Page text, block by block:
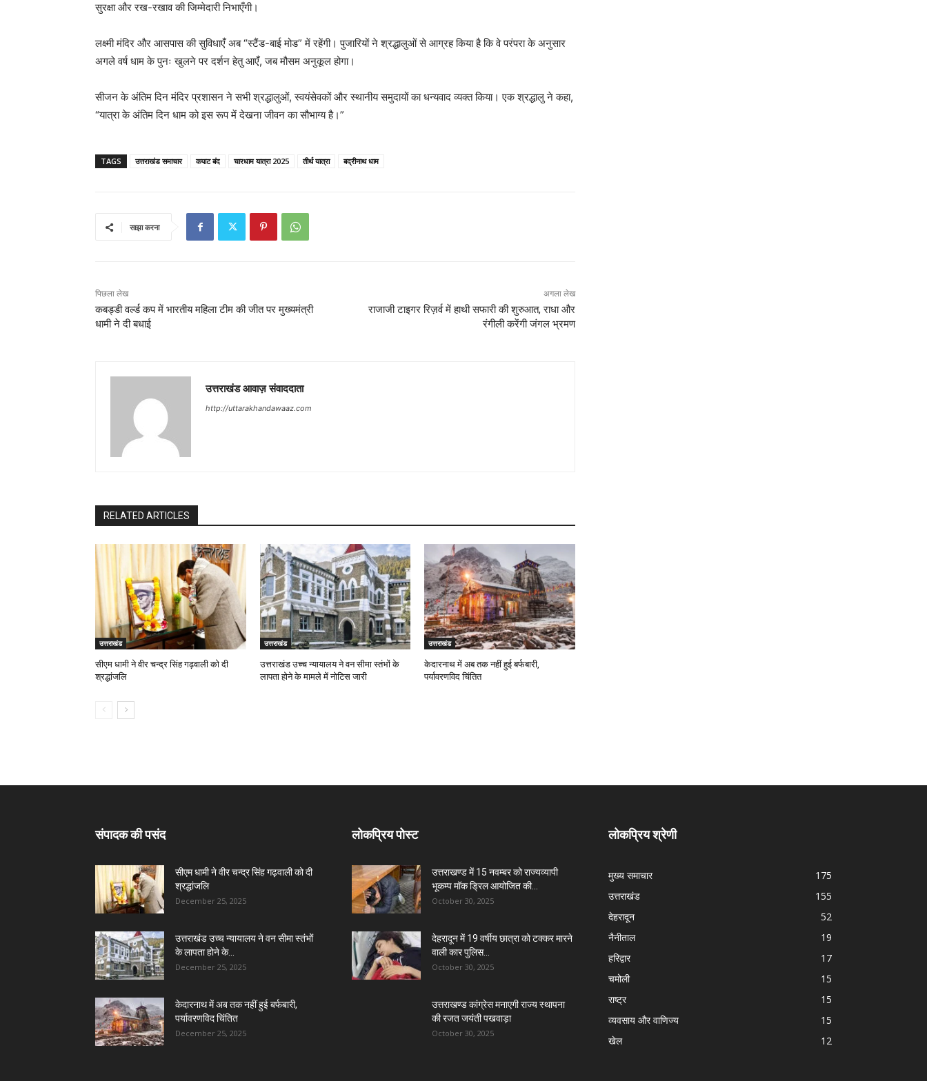
सुरक्षा और रख-रखाव की जिम्मेदारी निभाएँगी।
लक्ष्मी मंदिर और आसपास की सुविधाएँ अब “स्टैंड-बाई मोड” में रहेंगी। पुजारियों ने श्रद्धालुओं से आग्रह किया है कि वे परंपरा के अनुसार
अगले वर्ष धाम के पुनः खुलने पर दर्शन हेतु आएँ, जब मौसम अनुकूल होगा।
सीजन के अंतिम दिन मंदिर प्रशासन ने सभी श्रद्धालुओं, स्वयंसेवकों और स्थानीय समुदायों का धन्यवाद व्यक्त किया। एक श्रद्धालु ने कहा,
“यात्रा के अंतिम दिन धाम को इस रूप में देखना जीवन का सौभाग्य है।”
TAGS उत्तराखंड समाचार कपाट बंद चारधाम यात्रा 2025 तीर्थ यात्रा बद्रीनाथ धाम
साझा करना
पिछला लेख
कबड्डी वर्ल्ड कप में भारतीय महिला टीम की जीत पर मुख्यमंत्री
धामी ने दी बधाई
अगला लेख
राजाजी टाइगर रिज़र्व में हाथी सफारी की शुरुआत, राधा और
रंगीली करेंगी जंगल भ्रमण
उत्तराखंड आवाज़ संवाददाता
http://uttarakhandawaaz.com
RELATED ARTICLES
उत्तराखंड
सीएम धामी ने वीर चन्द्र सिंह गढ़वाली को दी
श्रद्धांजलि
उत्तराखंड
उत्तराखंड उच्च न्यायालय ने वन सीमा स्तंभों के
लापता होने के मामले में नोटिस जारी
उत्तराखंड
केदारनाथ में अब तक नहीं हुई बर्फबारी,
पर्यावरणविद चिंतित
संपादक की पसंद
सीएम धामी ने वीर चन्द्र सिंह गढ़वाली को दी
श्रद्धांजलि
December 25, 2025
उत्तराखंड उच्च न्यायालय ने वन सीमा स्तंभों
के लापता होने के...
December 25, 2025
केदारनाथ में अब तक नहीं हुई बर्फबारी,
पर्यावरणविद चिंतित
December 25, 2025
लोकप्रिय पोस्ट
उत्तराखण्ड में 15 नवम्बर को राज्यव्यापी
भूकम्प मॉक ड्रिल आयोजित की...
October 30, 2025
देहरादून में 19 वर्षीय छात्रा को टक्कर मारने
वाली कार पुलिस...
October 30, 2025
उत्तराखण्ड कांग्रेस मनाएगी राज्य स्थापना
की रजत जयंती पखवाड़ा
October 30, 2025
लोकप्रिय श्रेणी
मुख्य समाचार
175
उत्तराखंड
155
देहरादून
52
नैनीताल
19
हरिद्वार
17
चमोली
15
राष्ट्र
15
व्यवसाय और वाणिज्य
15
खेल
12